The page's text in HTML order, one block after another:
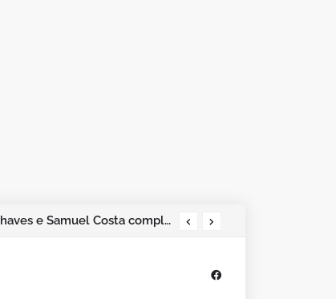
Pesquisa Phoenix aponta Marcos Rogério na liderança; Adailton Fúria, Hildon Chaves e Samuel Costa completam os quatro primeiros